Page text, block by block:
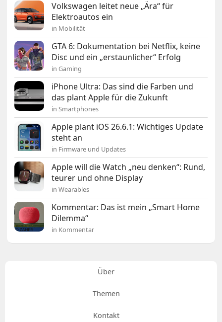
Volkswagen leitet neue „Ära“ für
Elektroautos ein
in Mobilität
GTA 6: Dokumentation bei Netflix, keine
Disc und ein „erstaunlicher“ Erfolg
in Gaming
iPhone Ultra: Das sind die Farben und
das plant Apple für die Zukunft
in Smartphones
Apple plant iOS 26.6.1: Wichtiges Update
steht an
in Firmware und Updates
Apple will die Watch „neu denken“: Rund,
teurer und ohne Display
in Wearables
Kommentar: Das ist mein „Smart Home
Dilemma“
in Kommentar
Über
Themen
Kontakt